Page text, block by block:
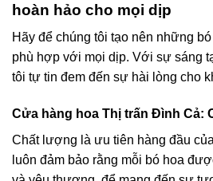
hoàn hảo cho mọi dịp
Hãy để chúng tôi tạo nên những
phù hợp với mọi dịp. Với sự sáng
tôi tự tin đem đến sự hài lòng cho
Cửa hàng hoa Thị trấn Đình Cả:
Chất lượng là ưu tiên hàng đầu
luôn đảm bảo rằng mỗi bó hoa